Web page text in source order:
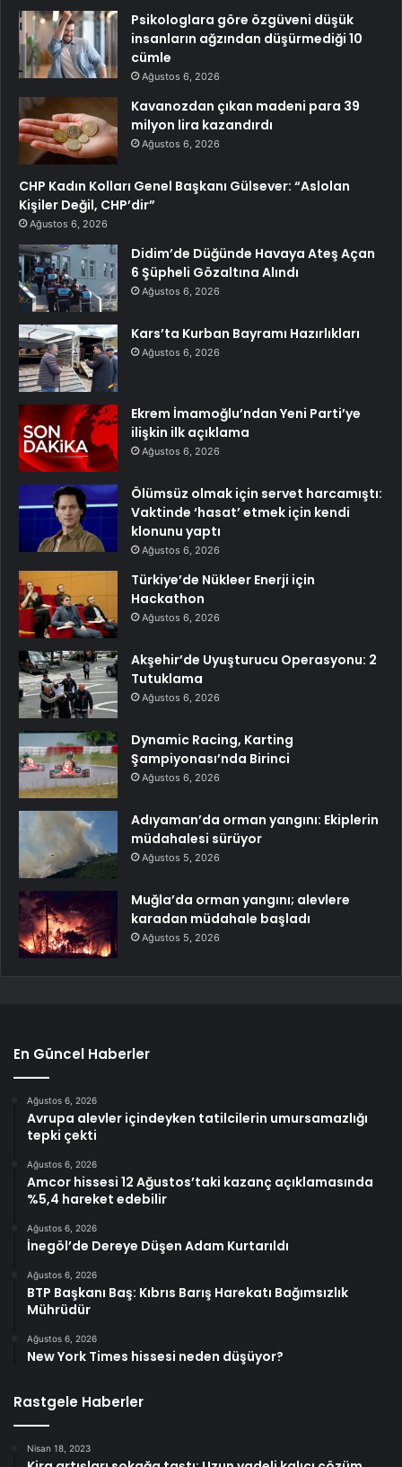
Psikologlara göre özgüveni düşük
insanların ağzından düşürmediği 10
cümle
Ağustos 6, 2026
Kavanozdan çıkan madeni para 39
milyon lira kazandırdı
Ağustos 6, 2026
CHP Kadın Kolları Genel Başkanı Gülsever: “Aslolan
Kişiler Değil, CHP’dir”
Ağustos 6, 2026
Didim’de Düğünde Havaya Ateş Açan
6 Şüpheli Gözaltına Alındı
Ağustos 6, 2026
Kars’ta Kurban Bayramı Hazırlıkları
Ağustos 6, 2026
Ekrem İmamoğlu’ndan Yeni Parti’ye
ilişkin ilk açıklama
Ağustos 6, 2026
Ölümsüz olmak için servet harcamıştı:
Vaktinde ‘hasat’ etmek için kendi
klonunu yaptı
Ağustos 6, 2026
Türkiye’de Nükleer Enerji için
Hackathon
Ağustos 6, 2026
Akşehir’de Uyuşturucu Operasyonu: 2
Tutuklama
Ağustos 6, 2026
Dynamic Racing, Karting
Şampiyonası’nda Birinci
Ağustos 6, 2026
Adıyaman’da orman yangını: Ekiplerin
müdahalesi sürüyor
Ağustos 5, 2026
Muğla’da orman yangını; alevlere
karadan müdahale başladı
Ağustos 5, 2026
En Güncel Haberler
Ağustos 6, 2026
Avrupa alevler içindeyken tatilcilerin umursamazlığı
tepki çekti
Ağustos 6, 2026
Amcor hissesi 12 Ağustos’taki kazanç açıklamasında
%5,4 hareket edebilir
Ağustos 6, 2026
İnegöl’de Dereye Düşen Adam Kurtarıldı
Ağustos 6, 2026
BTP Başkanı Baş: Kıbrıs Barış Harekatı Bağımsızlık
Mührüdür
Ağustos 6, 2026
New York Times hissesi neden düşüyor?
Rastgele Haberler
Nisan 18, 2023